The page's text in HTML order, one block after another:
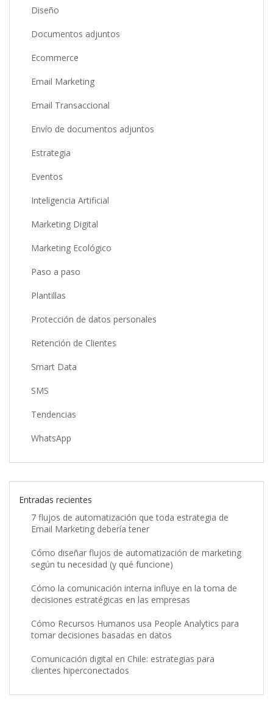
Diseño
Documentos adjuntos
Ecommerce
Email Marketing
Email Transaccional
Envío de documentos adjuntos
Estrategia
Eventos
Inteligencia Artificial
Marketing Digital
Marketing Ecológico
Paso a paso
Plantillas
Protección de datos personales
Retención de Clientes
Smart Data
SMS
Tendencias
WhatsApp
Entradas recientes
7 flujos de automatización que toda estrategia de
Email Marketing debería tener
Cómo diseñar flujos de automatización de marketing
según tu necesidad (y qué funcione)
Cómo la comunicación interna influye en la toma de
decisiones estratégicas en las empresas
Cómo Recursos Humanos usa People Analytics para
tomar decisiones basadas en datos
Comunicación digital en Chile: estrategias para
clientes hiperconectados